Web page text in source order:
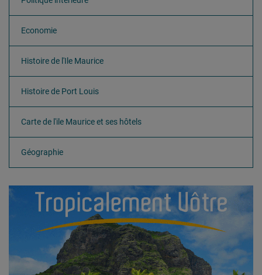
Economie
Histoire de l'Ile Maurice
Histoire de Port Louis
Carte de l'ile Maurice et ses hôtels
Géographie